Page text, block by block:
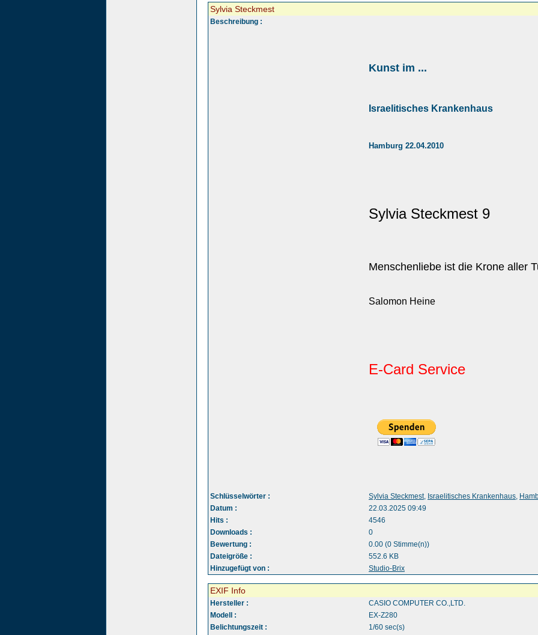
Sylvia Steckmest
Beschreibung :
Kunst im ...
Israelitisches Krankenhaus
Hamburg 22.04.2010
Sylvia Steckmest 9
Menschenliebe ist die Krone aller
Salomon Heine
E-Card Service
Schlüsselwörter : Sylvia Steckmest, Israelitisches Krankenhaus,
Datum :
22.03.2025 09:49
Hits :
4546
Downloads :
0
Bewertung :
0.00 (0 Stimme(n))
Dateigröße :
552.6 KB
Hinzugefügt von :
Studio-Brix
EXIF Info
Hersteller :
CASIO COMPUTER CO.,LTD.
Modell :
EX-Z280
Belichtungszeit :
1/60 sec(s)